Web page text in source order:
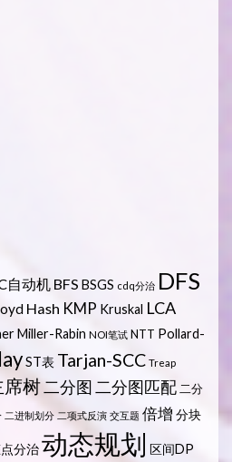
自动机 BFS BSGS cdq分治 DFS
Hash KMP Kruskal LCA
Miller-Rabin NOI笔试 NTT Pollard-
ST表 Tarjan-SCC Treap
席树二分图 二分图匹配 二分
二进制划分 二项式反演 交互题 倍增 分块
分治动态规划 区间DP